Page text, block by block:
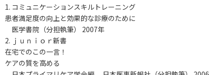
1. コミュニケーションスキルトレーニング
患者満足度の向上と効果的な診療のために
医学書院（分担執筆） 2007年
2. ｊｕｎｉｏｒ新書
在宅でのこの一言！
ケアの質を高める